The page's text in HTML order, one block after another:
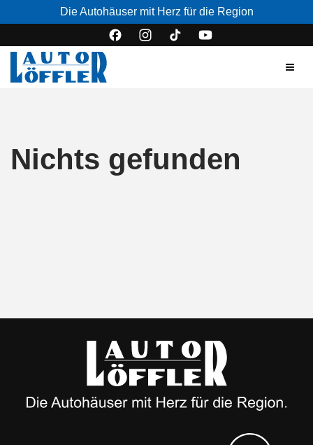
Die Autohäuser mit Herz für die Region
Nichts gefunden